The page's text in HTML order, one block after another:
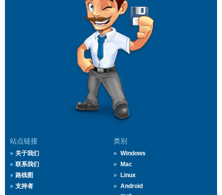
站点链接
关于我们
联系我们
路线图
支持者
类别
Windows
Mac
Linux
Android